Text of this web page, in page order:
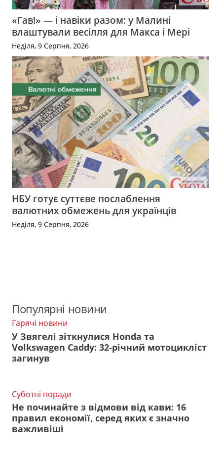
«Гав!» — і навіки разом: у Малині
влаштували весілля для Макса і Мері
Неділя, 9 Серпня, 2026
НБУ готує суттєве послаблення
валютних обмежень для українців
Неділя, 9 Серпня, 2026
Популярні новини
Гарячі новини
У Звягелі зіткнулися Honda та
Volkswagen Caddy: 32-річний мотоцикліст
загинув
Суботні поради
Не починайте з відмови від кави: 16
правил економії, серед яких є значно
важливіші